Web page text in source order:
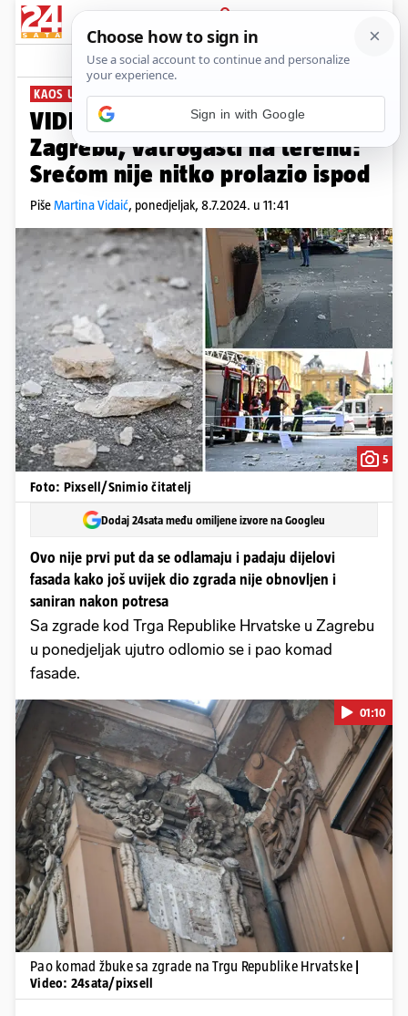
PRIJAVA
News Komentari
KAOS U CENTRU
VIDEO Opet pao dio fasade u
Zagrebu, vatrogasci na terenu:
Srećom nije nitko prolazio ispod
PišeMartina Vidaić, ponedjeljak, 8.7.2024. u 11:41
5
Foto: Pixsell/Snimio čitatelj
Dodaj 24sata među omiljene izvore na Googleu
Ovo nije prvi put da se odlamaju i padaju dijelovi
fasada kako još uvijek dio zgrada nije obnovljen i
saniran nakon potresa
Sa zgrade kod Trga Republike Hrvatske u Zagrebu
u ponedjeljak ujutro odlomio se i pao komad
fasade.
Pokretanje videa...
01:10
Pao komad žbuke sa zgrade na Trgu Republike Hrvatske
Video: 24sata/pixsell